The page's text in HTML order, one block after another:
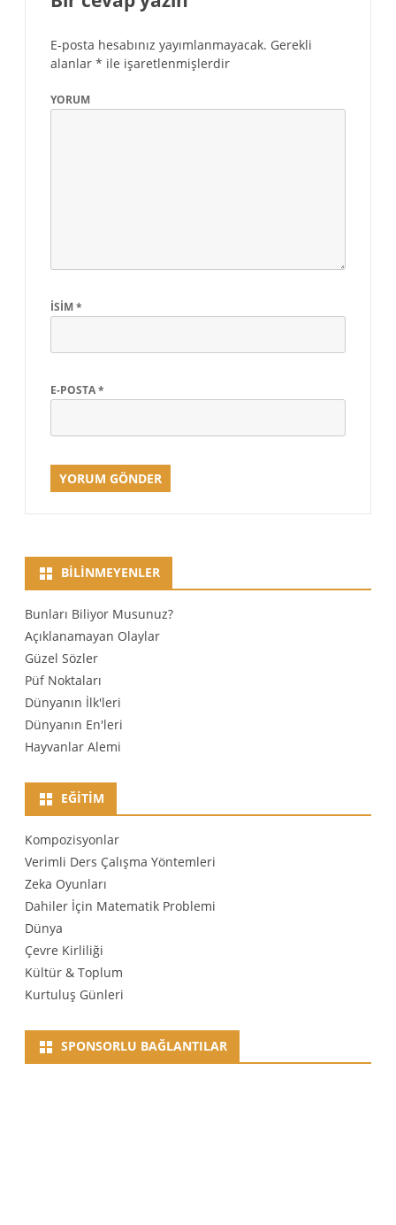
E-posta hesabınız yayımlanmayacak. Gerekli
alanlar * ile işaretlenmişlerdir
YORUM
İSIM*
E-POSTA*
BILINMEYENLER
Bunları Biliyor Musunuz?
Açıklanamayan Olaylar
Güzel Sözler
Püf Noktaları
Dünyanın İlk'leri
Dünyanın En'leri
Hayvanlar Alemi
EĞITIM
Kompozisyonlar
Verimli Ders Çalışma Yöntemleri
Zeka Oyunları
Dahiler İçin Matematik Problemi
Dünya
Çevre Kirliliği
Kültür & Toplum
Kurtuluş Günleri
SPONSORLU BAĞLANTILAR